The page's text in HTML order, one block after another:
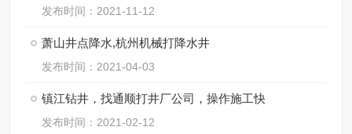
发布时间：2021-11-12
萧山井点降水,杭州机械打降水井
发布时间：2021-04-03
镇江钻井，找通顺打井厂公司，操作施工快
发布时间：2021-02-12